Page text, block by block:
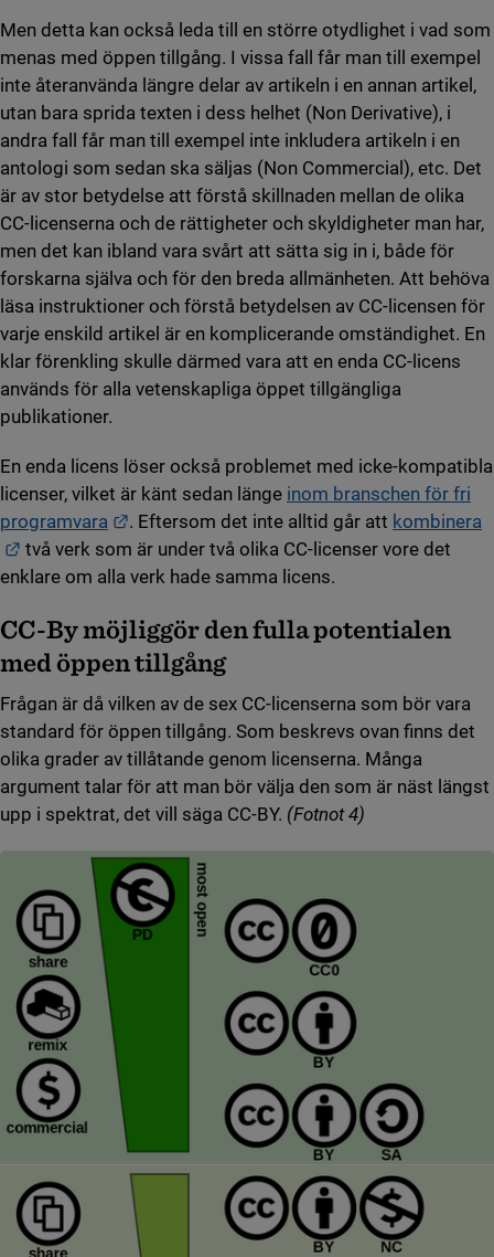
Men detta kan också leda till en större otydlighet i vad som
menas med öppen tillgång. I vissa fall får man till exempel
inte återanvända längre delar av artikeln i en annan artikel,
utan bara sprida texten i dess helhet (Non Derivative), i
andra fall får man till exempel inte inkludera artikeln i en
antologi som sedan ska säljas (Non Commercial), etc. Det
är av stor betydelse att förstå skillnaden mellan de olika
CC-licenserna och de rättigheter och skyldigheter man har,
men det kan ibland vara svårt att sätta sig in i, både för
forskarna själva och för den breda allmänheten. Att behöva
läsa instruktioner och förstå betydelsen av CC-licensen för
varje enskild artikel är en komplicerande omständighet. En
klar förenkling skulle därmed vara att en enda CC-licens
används för alla vetenskapliga öppet tillgängliga
publikationer.
En enda licens löser också problemet med icke-kompatibla
licenser, vilket är känt sedan länge inom branschen för fri
programvara
Länk till annan webbplats.
. Eftersom det inte alltid går att kombinera
Länk till annan webbplats.
två verk som är under två olika CC-licenser vore det
enklare om alla verk hade samma licens.
CC-By möjliggör den fulla potentialen
med öppen tillgång
Frågan är då vilken av de sex CC-licenserna som bör vara
standard för öppen tillgång. Som beskrevs ovan finns det
olika grader av tillåtande genom licenserna. Många
argument talar för att man bör välja den som är näst längst
upp i spektrat, det vill säga CC-BY. (Fotnot 4)